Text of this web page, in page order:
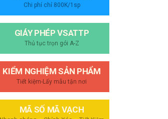
Chi phí chỉ 800K/1sp
GIÁY PHÉP VSATTP
Thủ tục trọn gói A-Z
KIỂM NGHIỆM SẢN PHẨM
Tiết kiệm-Lấy mẫu tận nơi
MÃ SỐ MÃ VẠCH